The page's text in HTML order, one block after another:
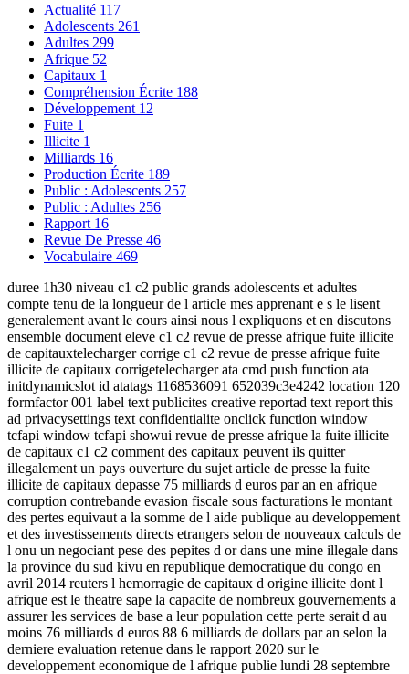
Actualité 117
Adolescents 261
Adultes 299
Afrique 52
Capitaux 1
Compréhension Écrite 188
Développement 12
Fuite 1
Illicite 1
Milliards 16
Production Écrite 189
Public : Adolescents 257
Public : Adultes 256
Rapport 16
Revue De Presse 46
Vocabulaire 469
duree 1h30 niveau c1 c2 public grands adolescents et adultes
compte tenu de la longueur de l article mes apprenant e s le lisent
generalement avant le cours ainsi nous l expliquons et en discutons
ensemble document eleve c1 c2 revue de presse afrique fuite illicite
de capitauxtelecharger corrige c1 c2 revue de presse afrique fuite
illicite de capitaux corrigetelecharger ata cmd push function ata
initdynamicslot id atatags 1168536091 652039c3e4242 location 120
formfactor 001 label text publicites creative reportad text report this
ad privacysettings text confidentialite onclick function window
tcfapi window tcfapi showui revue de presse afrique la fuite illicite
de capitaux c1 c2 comment des capitaux peuvent ils quitter
illegalement un pays ouverture du sujet article de presse la fuite
illicite de capitaux depasse 75 milliards d euros par an en afrique
corruption contrebande evasion fiscale sous facturations le montant
des pertes equivaut a la somme de l aide publique au developpement
et des investissements directs etrangers selon de nouveaux calculs de
l onu un negociant pese des pepites d or dans une mine illegale dans
la province du sud kivu en republique democratique du congo en
avril 2014 reuters l hemorragie de capitaux d origine illicite dont l
afrique est le theatre sape la capacite de nombreux gouvernements a
assurer les services de base a leur population cette perte serait d au
moins 76 milliards d euros 88 6 milliards de dollars par an selon la
derniere evaluation retenue dans le rapport 2020 sur le
developpement economique de l afrique publie lundi 28 septembre